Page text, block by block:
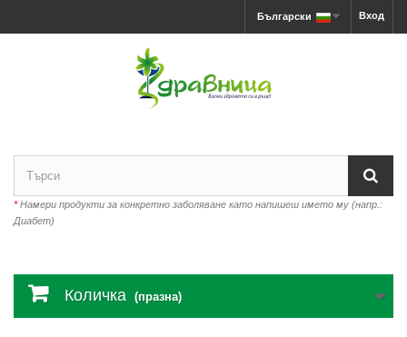
Вход
Български
*Намери продукти за конкретно заболяване като напишеш името му (напр.:
Диабет)
Количка (празна)